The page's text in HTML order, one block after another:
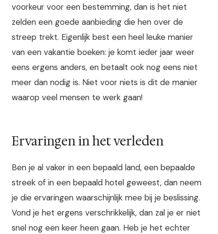
voorkeur voor een bestemming, dan is het niet
zelden een goede aanbieding die hen over de
streep trekt. Eigenlijk best een heel leuke manier
van een vakantie boeken: je komt ieder jaar weer
eens ergens anders, en betaalt ook nog eens niet
meer dan nodig is. Niet voor niets is dit de manier
waarop veel mensen te werk gaan!
Ervaringen in het verleden
Ben je al vaker in een bepaald land, een bepaalde
streek of in een bepaald hotel geweest, dan neem
je die ervaringen waarschijnlijk mee bij je beslissing.
Vond je het ergens verschrikkelijk, dan zal je er niet
snel nog een keer heen gaan. Heb je het echter